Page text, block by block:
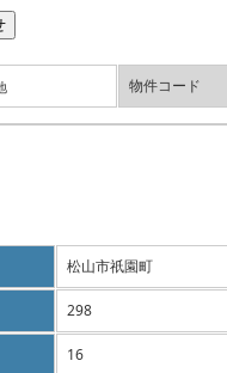
物件コード
松山市祇園町
298
16